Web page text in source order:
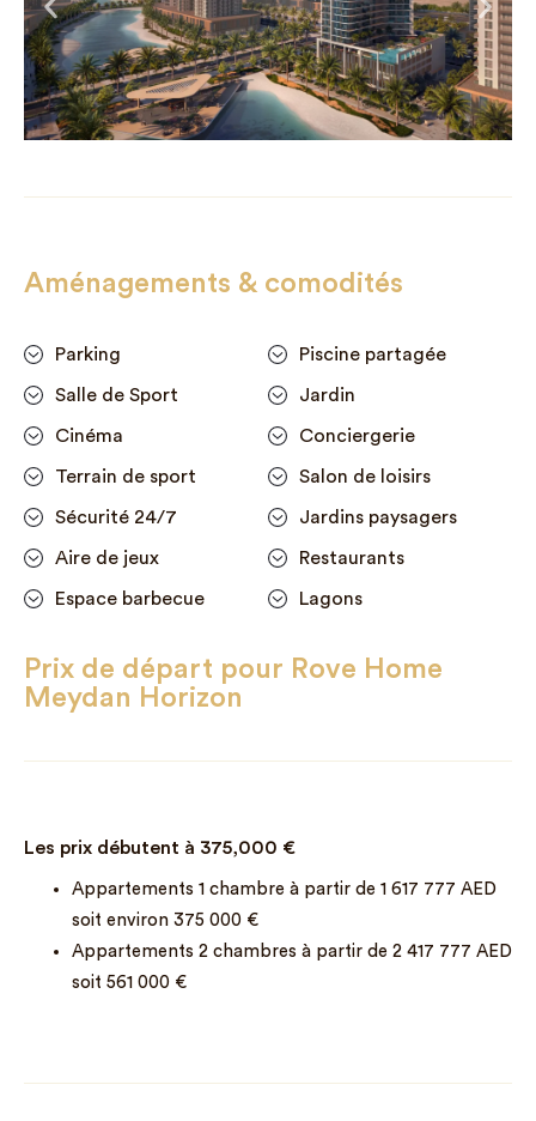
Aménagements & comodités
Parking Piscine partagée
Salle de Sport Jardin
Cinéma Conciergerie
Terrain de sport Salon de loisirs
Sécurité 24/7 Jardins paysagers
Aire de jeux Restaurants
Espace barbecue Lagons
Prix de départ pour Rove Home
Meydan Horizon
Les prix débutent à 375,000 €
Appartements 1 chambre à partir de 1 617 777 AED
soit environ 375 000 €
Appartements 2 chambres à partir de 2 417 777 AED
soit 561 000 €